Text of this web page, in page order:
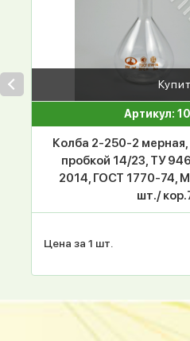
Артикул:
Колба 2-250-2
пробкой 14/23, ТУ
2014, ГОСТ 1770-74,
шт./
Цена за 1 шт.